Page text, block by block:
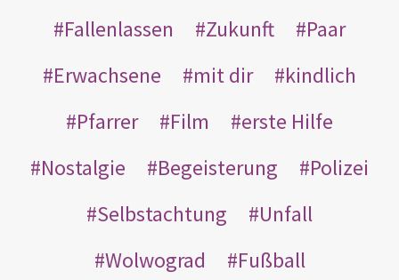
Fallenlassen
Zukunft
Paar
Erwachsene
mit dir
kindlich
Pfarrer
Film
erste Hilfe
Nostalgie
Begeisterung
Polizei
Selbstachtung
Unfall
Wolwograd
Fußball